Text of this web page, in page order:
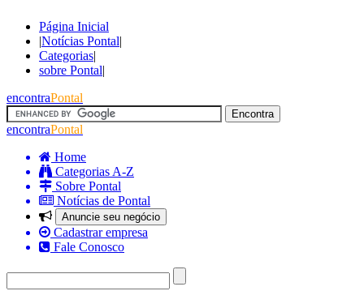
Página Inicial
|Notícias Pontal|
Categorias|
sobre Pontal|
encontraPontal
encontraPontal
Home
Categorias A-Z
Sobre Pontal
Notícias de Pontal
Anuncie seu negócio
Cadastrar empresa
Fale Conosco